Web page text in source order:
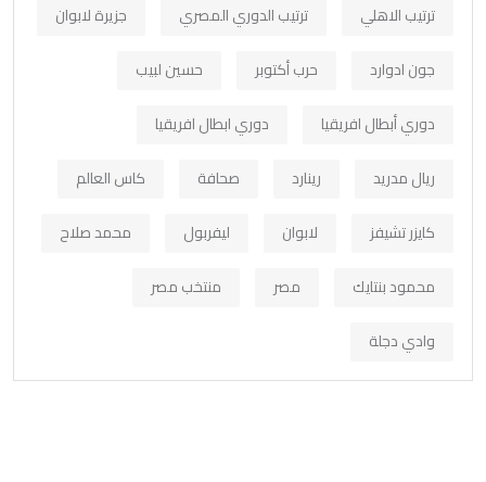
ترتيب الاهلي
ترتيب الدوري المصري
جزيرة لابوان
جون ادوارد
حرب أكتوبر
حسين لبيب
دوري أبطال افريقيا
دوري ابطال افريقيا
ريال مدريد
رينارد صحافة
كاس العالم
كايزر تشيفز
لابوان ليفربول
محمد صلاح
محمود بنتايك
مصر
منتخب مصر
وادي دجلة